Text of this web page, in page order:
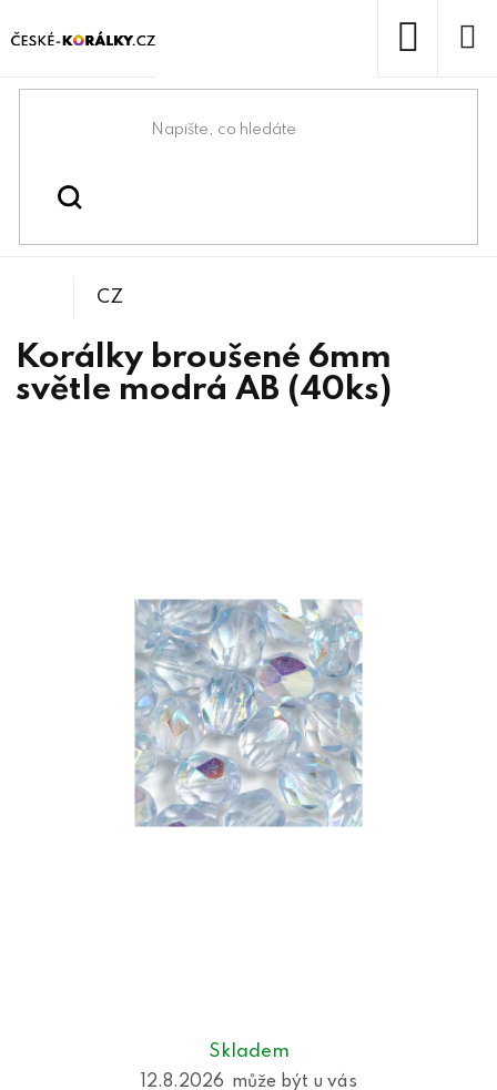
na
Domů
Korálky
Skladem
12.8.2026
Korálky broušené 6mm
světle modrá AB (40ks)
CZ